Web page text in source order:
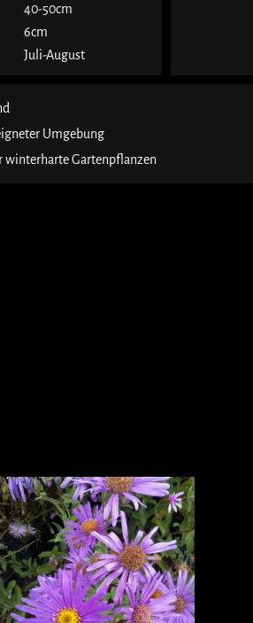
40-50cm
6cm
Juli-August
Umgebung
winterharte Gartenpflanzen